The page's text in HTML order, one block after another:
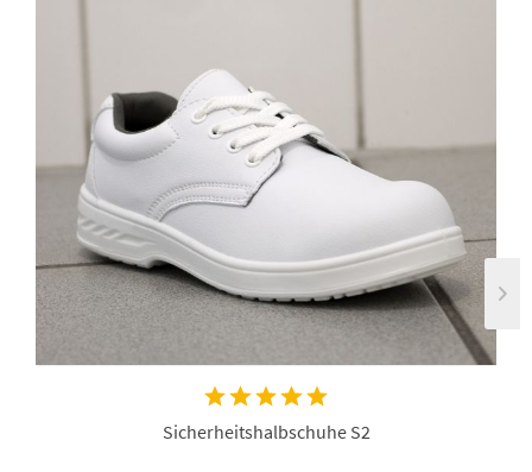
Sicherheitshalbschuhe S2